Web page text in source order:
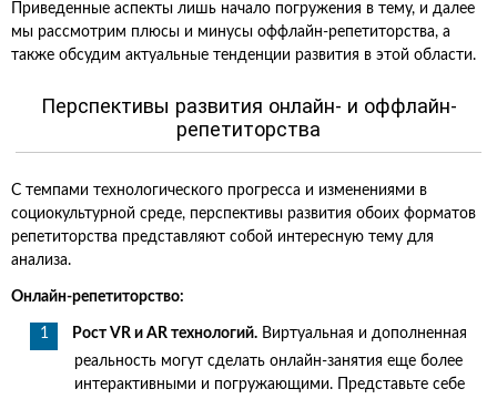
Приведенные аспекты лишь начало погружения в тему, и далее
мы рассмотрим плюсы и минусы оффлайн-репетиторства, а
также обсудим актуальные тенденции развития в этой области.
Перспективы развития онлайн- и оффлайн-
репетиторства
С темпами технологического прогресса и изменениями в
социокультурной среде, перспективы развития обоих форматов
репетиторства представляют собой интересную тему для
анализа.
Онлайн-репетиторство:
Рост VR и AR технологий. Виртуальная и дополненная
реальность могут сделать онлайн-занятия еще более
интерактивными и погружающими. Представьте себе